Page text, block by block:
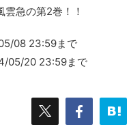
急の第2巻！！
08 23:59まで
05/20 23:59まで